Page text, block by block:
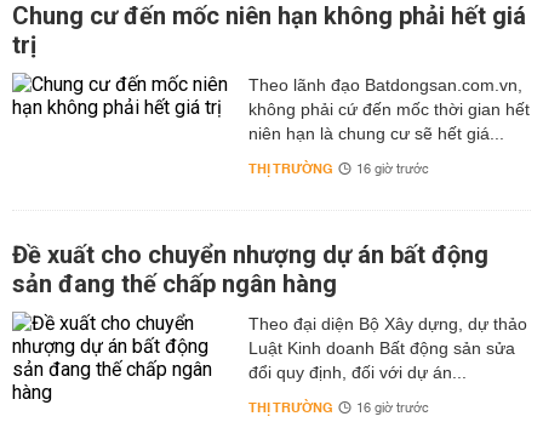
Chung cư đến mốc niên hạn không phải hết giá
trị
Theo lãnh đạo Batdongsan.com.vn,
không phải cứ đến mốc thời gian hết
niên hạn là chung cư sẽ hết giá...
THỊ TRƯỜNG 16 giờ trước
Đề xuất cho chuyển nhượng dự án bất động
sản đang thế chấp ngân hàng
Theo đại diện Bộ Xây dựng, dự thảo
Luật Kinh doanh Bất động sản sửa
đổi quy định, đối với dự án...
THỊ TRƯỜNG 16 giờ trước